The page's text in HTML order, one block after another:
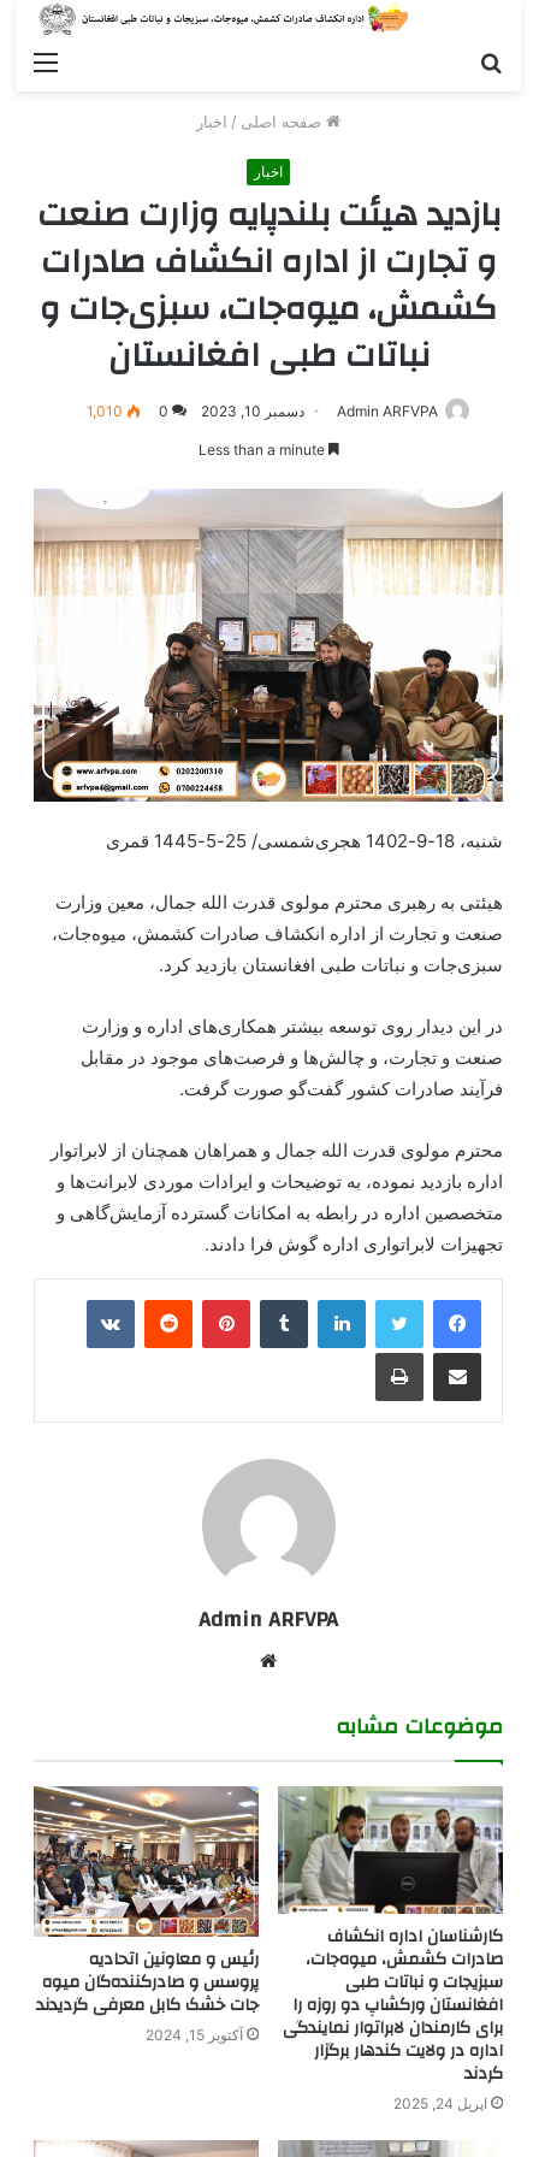
صفحه اصلی / اخبار
اخبار
بازدید هیئت بلندپایه وزارت صنعت
و تجارت از اداره انکشاف صادرات
کشمش، میوه‌جات، سبزی‌جات و
نباتات طبی افغانستان
Admin ARFVPA دسمبر 10, 2023 0
1,010
Less than a minute
شنبه، 18-9-1402 هجری‌شمسی/ 25-5-1445 قمری
هیئتی به رهبری محترم مولوی قدرت الله جمال، معین وزارت
صنعت و تجارت از اداره انکشاف صادرات کشمش، میوه‌جات،
سبزی‌جات و نباتات طبی افغانستان بازدید کرد.
در این دیدار روی توسعه بیشتر همکاری‌های اداره و وزارت
صنعت و تجارت، و چالش‌ها و فرصت‌های موجود در مقابل
فرآیند صادرات کشور گفت‌گو صورت گرفت.
محترم مولوی قدرت الله جمال و همراهان همچنان از لابراتوار
اداره بازدید نموده، به توضیحات و ایرادات موردی لابرانت‌ها و
متخصصین اداره در رابطه به امکانات گسترده آزمایش‌گاهی و
تجهیزات لابراتواری اداره گوش فرا دادند.
LinkedIn
Tumblr
Pinterest
Reddit
VKontakte
Share via Email
Print
Admin ARFVPA
موضوعات مشابه
کارشناسان اداره انکشاف
صادرات کشمش، میوه‌جات،
سبزیجات و نباتات طبی
افغانستان ورکشاپ دو روزه را
برای کارمندان لابراتوار نمایندگی
اداره در ولایت کندهار برگزار
کردند
اپریل 24, 2025
رئیس و معاونین اتحادیه
پروسس و صادرکننده‌گان میوه
جات خشک کابل معرفی گردیدند
آکتوبر 15, 2024